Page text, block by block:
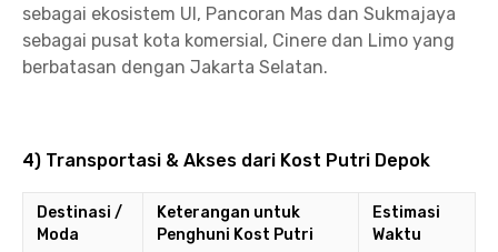
sebagai ekosistem UI, Pancoran Mas dan Sukmajaya
sebagai pusat kota komersial, Cinere dan Limo yang
berbatasan dengan Jakarta Selatan.
4) Transportasi & Akses dari Kost Putri Depok
Destinasi /
Moda
Keterangan untuk
Penghuni Kost Putri
Estimasi
Waktu